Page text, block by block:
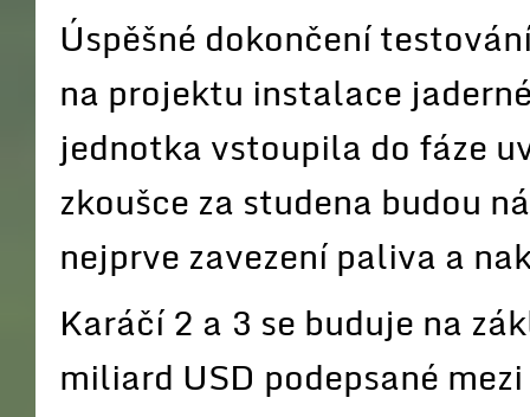
Úspěšné dokončení
na projektu instalace
jednotka vstoupila do fáze
zkoušce za studena budou
nejprve zavezení paliva a
Karáčí 2 a 3 se buduje na
miliard USD podepsané